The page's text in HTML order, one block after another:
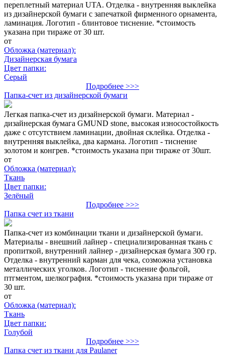
переплетный материал UTA. Отделка - внутренняя выклейка
из дизайнерской бумаги с запечаткой фирменного орнамента,
ламинация. Логотип - блинтовое тиснение. *стоимость
указана при тираже от 30 шт.
от
Обложка (материал):
Дизайнерская бумага
Цвет папки:
Серый
Подробнее >>>
Папка-счет из дизайнерской бумаги
Легкая папка-счет из дизайнерской бумаги. Материал -
дизайнерская бумага GMUND stone, высокая износостойкость
даже с отсутствием ламинации, двойная склейка. Отделка -
внутренняя выклейка, два кармана. Логотип - тиснение
золотом и конгрев. *стоимость указана при тираже от 30шт.
от
Обложка (материал):
Ткань
Цвет папки:
Зелёный
Подробнее >>>
Папка счет из ткани
Папка-счет из комбинации ткани и дизайнерской бумаги.
Материалы - внешний лайнер - специализированная ткань с
пропиткой, внутренний лайнер - дизайнерская бумага 300 гр.
Отделка - внутренний карман для чека, созможна установка
металлических уголков. Логотип - тиснение фольгой,
птгментом, шелкография. *стоимость указана при тираже от
30 шт.
от
Обложка (материал):
Ткань
Цвет папки:
Голубой
Подробнее >>>
Папка счет из ткани для Paulaner